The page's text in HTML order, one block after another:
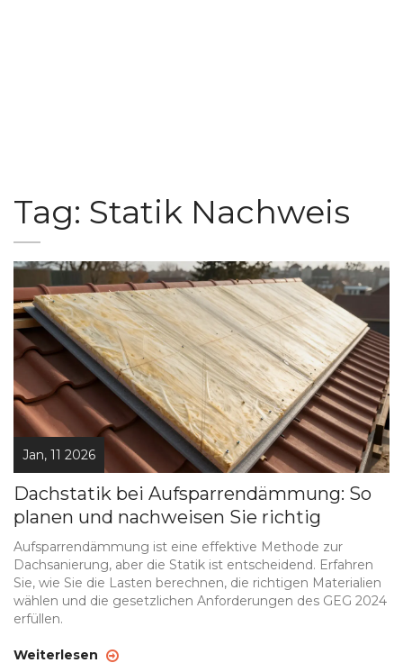
Tag: Statik Nachweis
Jan, 11 2026
Dachstatik bei Aufsparrendämmung: So
planen und nachweisen Sie richtig
Aufsparrendämmung ist eine effektive Methode zur
Dachsanierung, aber die Statik ist entscheidend. Erfahren
Sie, wie Sie die Lasten berechnen, die richtigen Materialien
wählen und die gesetzlichen Anforderungen des GEG 2024
erfüllen.
Weiterlesen